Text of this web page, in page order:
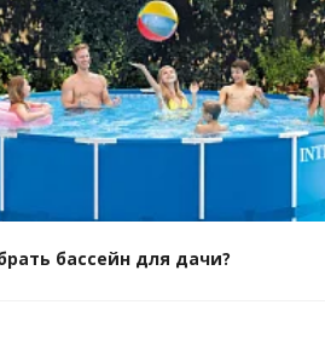
бассейн для дачи?